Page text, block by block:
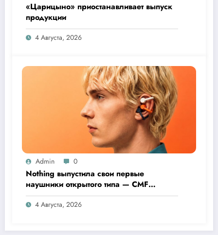
«Царицыно» приостанавливает выпуск
продукции
4 Августа, 2026
Admin 0
Nothing выпустила свои первые
наушники открытого типа — CMF
Clip Pro
4 Августа, 2026